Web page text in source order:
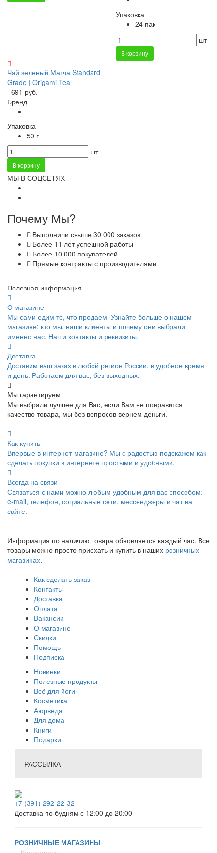
Упаковка
24 пак
шт
В корзину
Чай зеленый Матча Standard
Grade | Origami Tea
691 руб.
Бренд
Упаковка
50 г
шт
В корзину
МЫ В СОЦСЕТЯХ
Почему Мы?
Выполнили свыше 30 000 заказов
Более 11 лет успешной работы
Более 10 000 покупателей
Прямые контракты с производителями
Полезная информация
О магазине
Мы сами едим то, что продаем. Узнайте больше о нашем
магазине: кто мы, наши клиенты и почему они выбрали
именно нас. Наши контакты и реквизиты.
Доставка
Доставим ваш заказ в любой регион России, в удобное время
и день. Работаем для вас, без выходных.
Мы гарантируем
Мы выбрали лучшее для Вас, если Вам не понравится
качество товара, мы без вопросов вернем деньги.
Как купить
Впервые в интернет-магазине? Мы с радостью подскажем как
сделать покупки в интернете простыми и удобными.
Всегда на связи
Связаться с нами можно любым удобным для вас способом:
e-mail, телефон, социальные сети, мессенджеры и чат на
сайте.
Информация по наличию товара обновляется каждый час. Все
товары можно просто приехать и купить в наших розничных
магазинах.
Как сделать заказ
Контакты
Доставка
Оплата
Вакансии
О магазине
Скидки
Помощь
Подписка
Новинки
Полезные продукты
Всё для йоги
Косметика
Аюрведа
Для дома
Книги
Подарки
РАССЫЛКА
+7 (391) 292-22-32
Доставка по будням с 12:00 до 20:00
РОЗНИЧНЫЕ МАГАЗИНЫ